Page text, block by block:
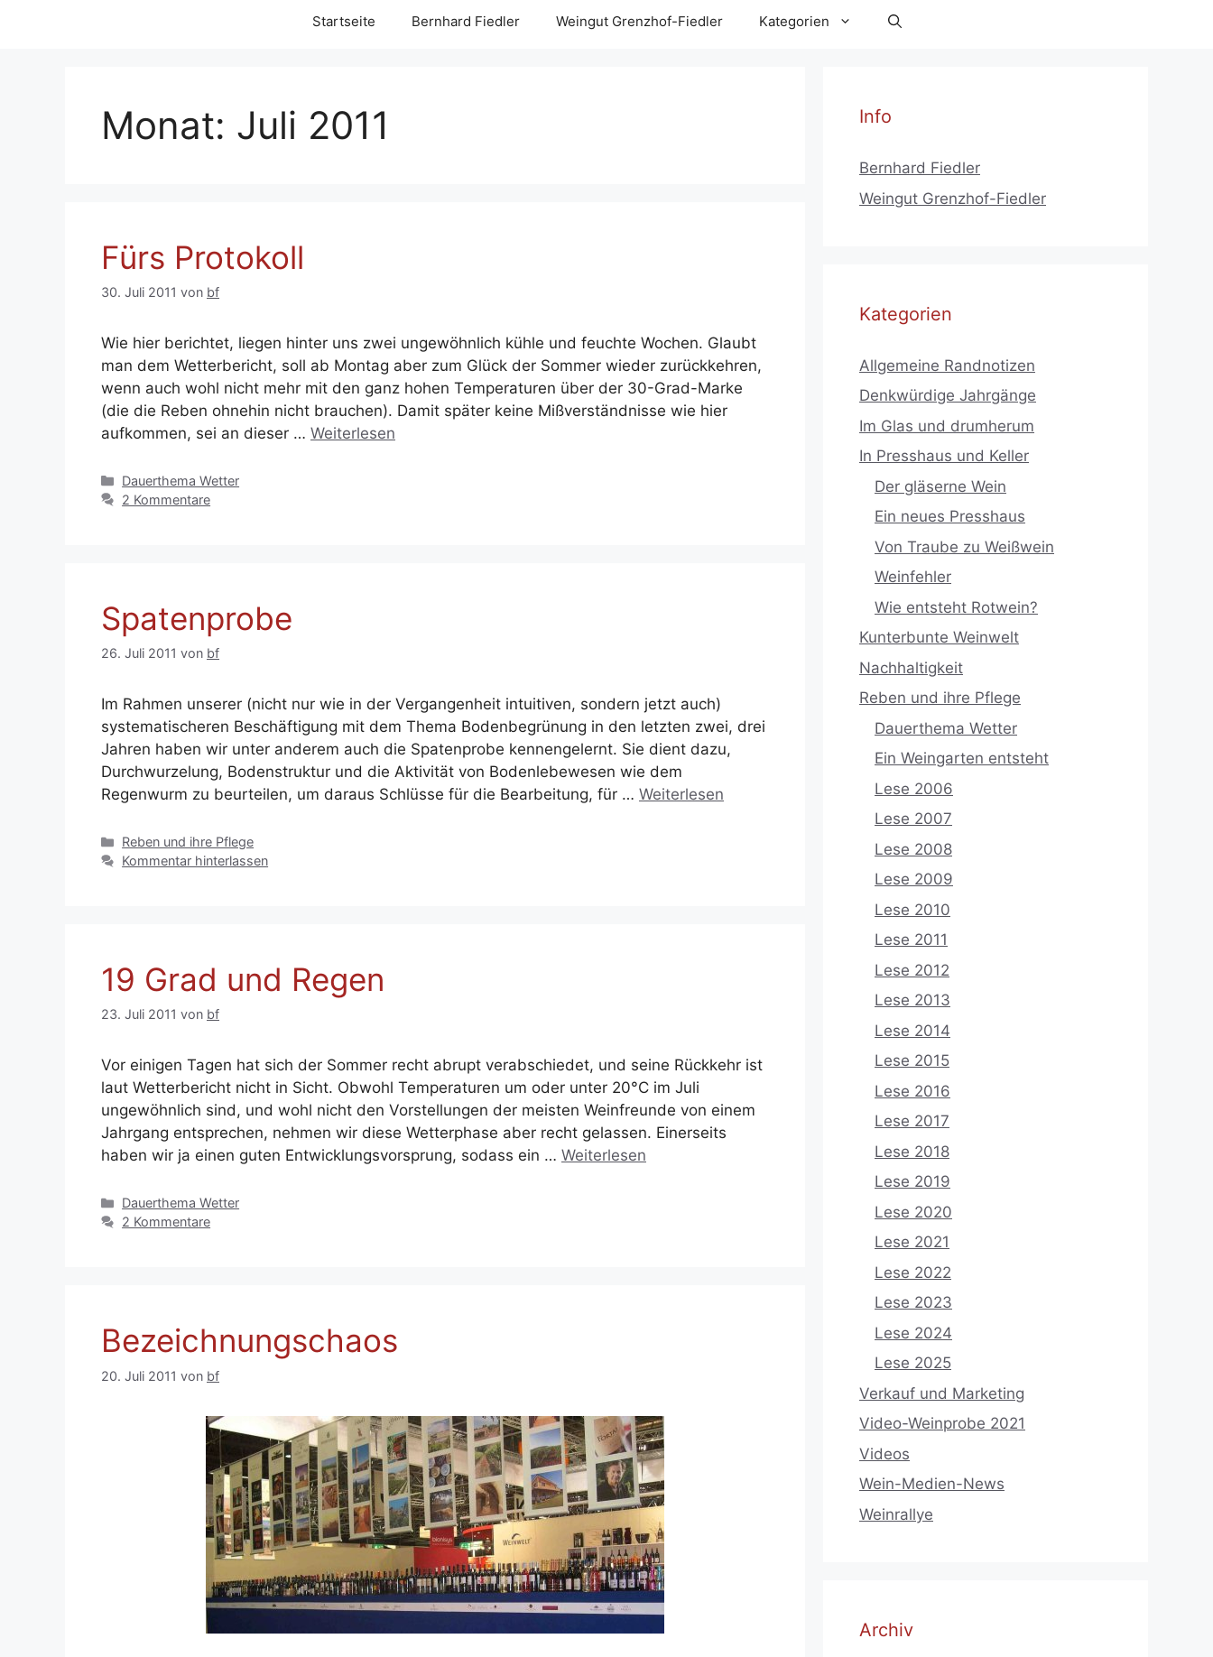
Startseite Bernhard Fiedler Weingut Grenzhof-Fiedler Kategorien
Monat: Juli 2011
Fürs Protokoll
30. Juli 2011 von bf
Wie hier berichtet, liegen hinter uns zwei ungewöhnlich kühle und feuchte Wochen. Glaubt
man dem Wetterbericht, soll ab Montag aber zum Glück der Sommer wieder zurückkehren,
wenn auch wohl nicht mehr mit den ganz hohen Temperaturen über der 30-Grad-Marke
(die die Reben ohnehin nicht brauchen). Damit später keine Mißverständnisse wie hier
aufkommen, sei an dieser … Weiterlesen
Kategorien
Dauerthema Wetter
2 Kommentare
Spatenprobe
26. Juli 2011 von bf
Im Rahmen unserer (nicht nur wie in der Vergangenheit intuitiven, sondern jetzt auch)
systematischeren Beschäftigung mit dem Thema Bodenbegrünung in den letzten zwei, drei
Jahren haben wir unter anderem auch die Spatenprobe kennengelernt. Sie dient dazu,
Durchwurzelung, Bodenstruktur und die Aktivität von Bodenlebewesen wie dem
Regenwurm zu beurteilen, um daraus Schlüsse für die Bearbeitung, für … Weiterlesen
Kategorien
Reben und ihre Pflege
Kommentar hinterlassen
19 Grad und Regen
23. Juli 2011 von bf
Vor einigen Tagen hat sich der Sommer recht abrupt verabschiedet, und seine Rückkehr ist
laut Wetterbericht nicht in Sicht. Obwohl Temperaturen um oder unter 20°C im Juli
ungewöhnlich sind, und wohl nicht den Vorstellungen der meisten Weinfreunde von einem
Jahrgang entsprechen, nehmen wir diese Wetterphase aber recht gelassen. Einerseits
haben wir ja einen guten Entwicklungsvorsprung, sodass ein … Weiterlesen
Kategorien
Dauerthema Wetter
2 Kommentare
Bezeichnungschaos
20. Juli 2011 von bf
Info
Bernhard Fiedler
Weingut Grenzhof-Fiedler
Kategorien
Allgemeine Randnotizen
Denkwürdige Jahrgänge
Im Glas und drumherum
In Presshaus und Keller
Der gläserne Wein
Ein neues Presshaus
Von Traube zu Weißwein
Weinfehler
Wie entsteht Rotwein?
Kunterbunte Weinwelt
Nachhaltigkeit
Reben und ihre Pflege
Dauerthema Wetter
Ein Weingarten entsteht
Lese 2006
Lese 2007
Lese 2008
Lese 2009
Lese 2010
Lese 2011
Lese 2012
Lese 2013
Lese 2014
Lese 2015
Lese 2016
Lese 2017
Lese 2018
Lese 2019
Lese 2020
Lese 2021
Lese 2022
Lese 2023
Lese 2024
Lese 2025
Verkauf und Marketing
Video-Weinprobe 2021
Videos
Wein-Medien-News
Weinrallye
Archiv